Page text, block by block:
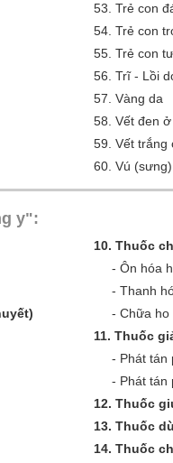
53. Trẻ con
54. Trẻ con
55. Trẻ con
56. Trĩ - Lồi
57. Vàng da
58. Vết đen
59. Vết trắng
60. Vú
y":
10. Thuốc
- Ôn hóa
- Thanh
- Chữa ho
11. Thuốc
- Phát tán
- Phát tán
12. Thuốc
13. Thuốc
14. Thuốc